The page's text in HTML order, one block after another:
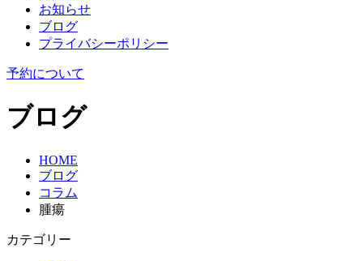
お知らせ
ブログ
プライバシーポリシー
予約について
ブログ
HOME
ブログ
コラム
腫瘍
カテゴリー